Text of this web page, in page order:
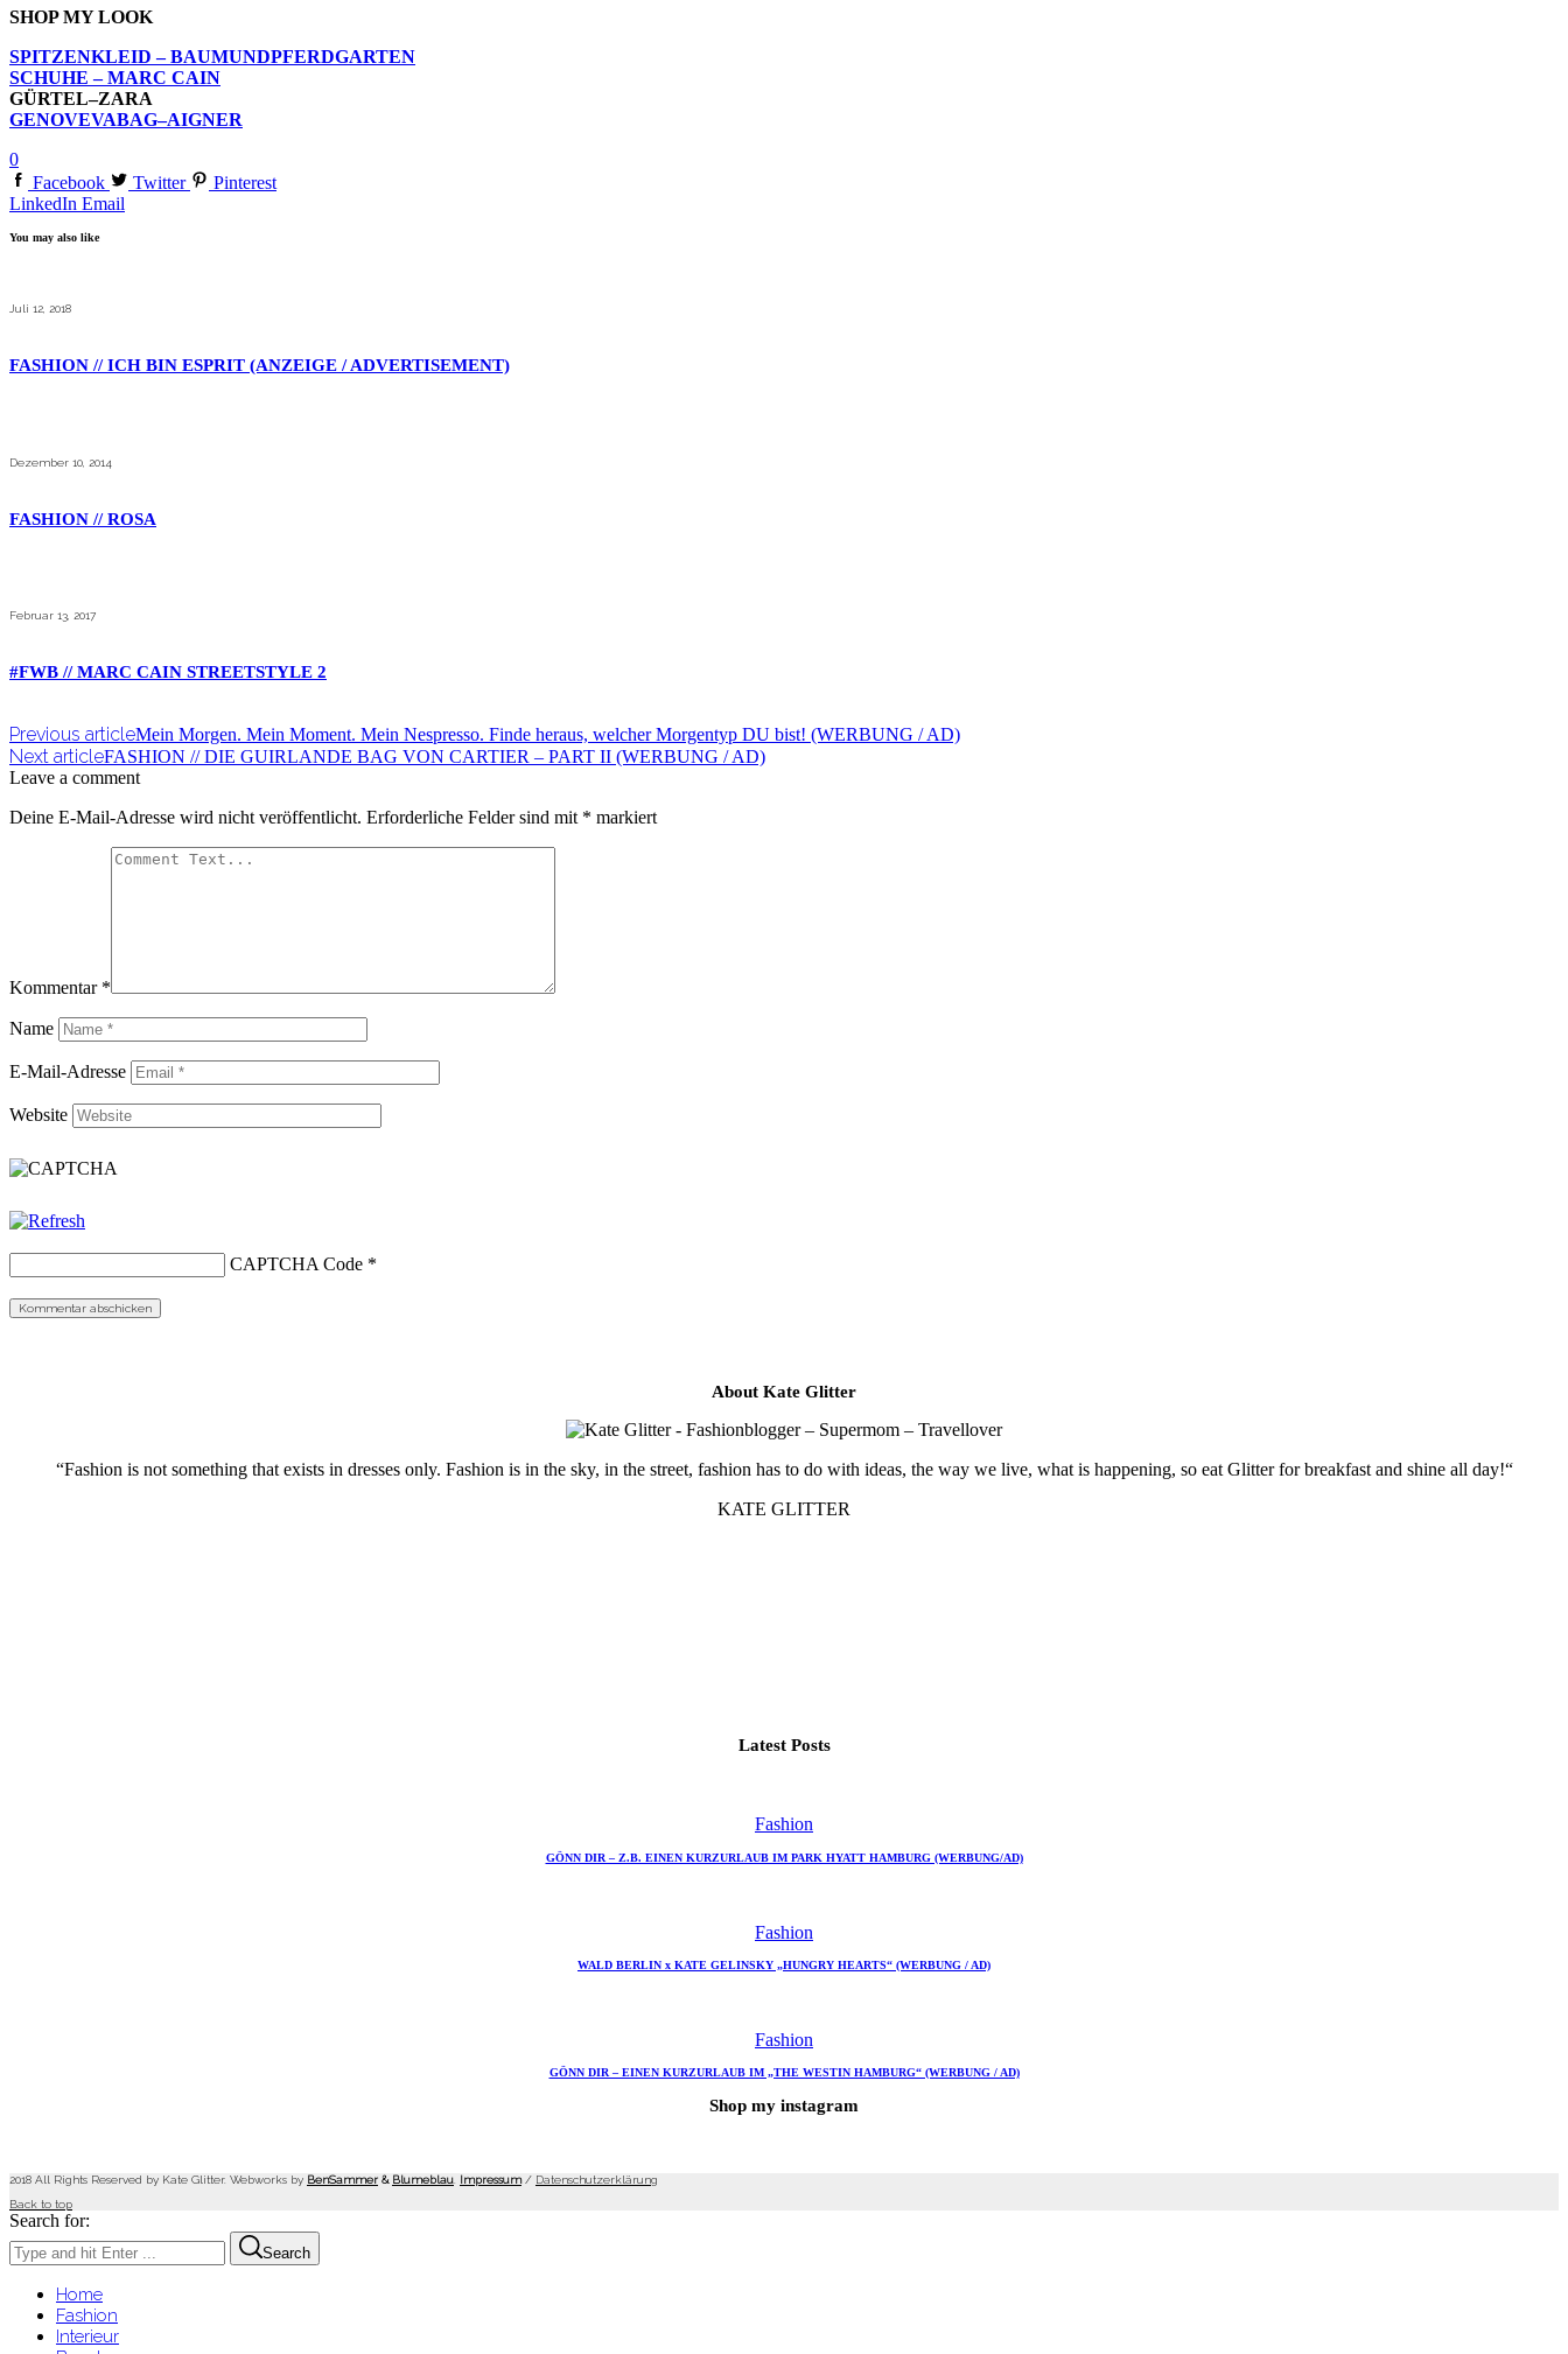
SHOP MY LOOK
SPITZENKLEID – BAUMUNDPFERDGARTEN
SCHUHE – MARC CAIN
GÜRTEL–ZARA
GENOVEVABAG–AIGNER
0
Facebook
Twitter
Pinterest
LinkedIn Email
You may also like
Juli 12, 2018
FASHION // ICH BIN ESPRIT (ANZEIGE / ADVERTISEMENT)
Dezember 10, 2014
FASHION // ROSA
Februar 13, 2017
#FWB // MARC CAIN STREETSTYLE 2
Previous articleMein Morgen. Mein Moment. Mein Nespresso. Finde heraus, welcher Morgentyp DU bist! (WERBUNG / AD)
Next articleFASHION // DIE GUIRLANDE BAG VON CARTIER – PART II (WERBUNG / AD)
Leave a comment
Deine E-Mail-Adresse wird nicht veröffentlicht. Erforderliche Felder sind mit * markiert
Kommentar *
Name
E-Mail-Adresse
Website
CAPTCHA Code *
About Kate Glitter
“Fashion is not something that exists in dresses only. Fashion is in the sky, in the street, fashion has to do with ideas, the way we live, what is happening, so eat Glitter for breakfast and shine all day!“
KATE GLITTER
Latest Posts
Fashion
GÖNN DIR – Z.B. EINEN KURZURLAUB IM PARK HYATT HAMBURG (WERBUNG/AD)
Fashion
WALD BERLIN x KATE GELINSKY „HUNGRY HEARTS“ (WERBUNG / AD)
Fashion
GÖNN DIR – EINEN KURZURLAUB IM „THE WESTIN HAMBURG“ (WERBUNG / AD)
Shop my instagram
2018 All Rights Reserved by Kate Glitter. Webworks by BenSammer & Blumeblau. Impressum/ Datenschutzerklärung
Back to top
Search for:
Search
Home
Fashion
Interieur